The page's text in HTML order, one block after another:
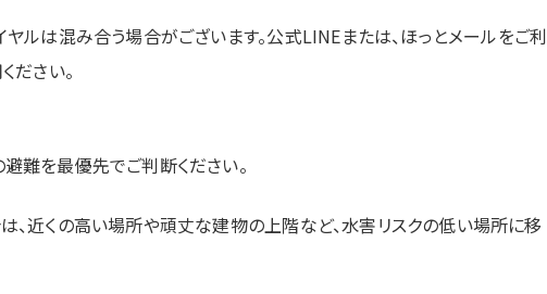
ルは混み合う場合がございます。公式LINEまたは、ほっとメールをご利
ださい。
難を最優先でご判断ください。
、近くの高い場所や頑丈な建物の上階など、水害リスクの低い場所に移